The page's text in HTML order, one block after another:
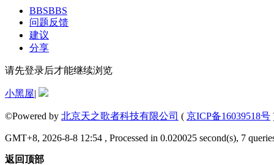
BBSBBS
问题反馈
建议
分享
请先登录后才能继续浏览
小黑屋|
©Powered by 北京天之歌者科技有限公司 ( 京ICP备16039518号
GMT+8, 2026-8-8 12:54 , Processed in 0.020025 second(s), 7
返回顶部